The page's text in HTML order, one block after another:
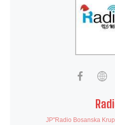
JP"Radio Bosanska